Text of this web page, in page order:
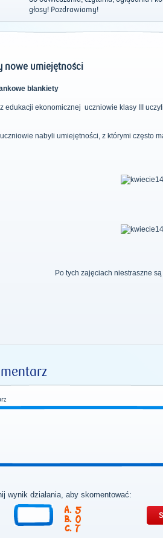
głosy! Pozdrawiamy!
nowe umiejętności
blankiety
edukacji ekonomicznej uczniowie klasy III
nabyli umiejętności, z którymi często
Po tych zajęciach niestraszne
wynik działania, aby skomentować:
5
0
7